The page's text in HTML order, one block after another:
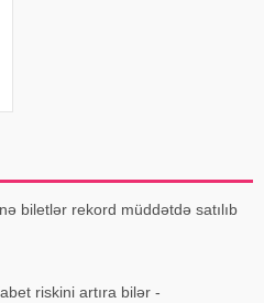
biletlər rekord müddətdə satılıb
riskini artıra bilər -